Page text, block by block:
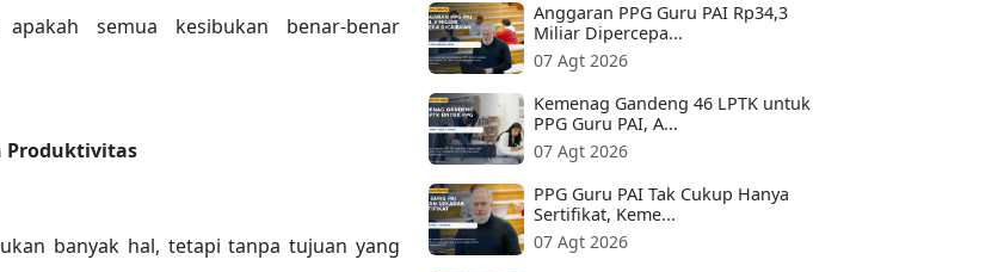
semua kesibukan benar-benar
Produktivitas
banyak hal, tetapi tanpa tujuan yang
Anggaran PPG Guru PAI Rp34,3
Miliar Dipercepa...
07 Agt 2026
Kemenag Gandeng 46 LPTK untuk
PPG Guru PAI, A...
07 Agt 2026
PPG Guru PAI Tak Cukup Hanya
Sertifikat, Keme...
07 Agt 2026